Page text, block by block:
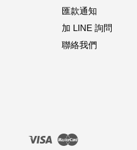
匯款通知
加 LINE 詢問
聯絡我們
Visa Master